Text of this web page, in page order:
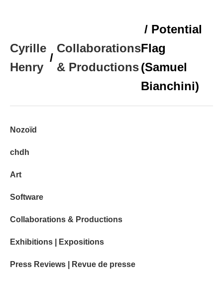
Cyrille
Henry
/
Collaborations
& Productions
/ Potential
Flag
(Samuel
Bianchini)
Nozoïd
chdh
Art
Software
Collaborations & Productions
Exhibitions | Expositions
Press Reviews | Revue de presse